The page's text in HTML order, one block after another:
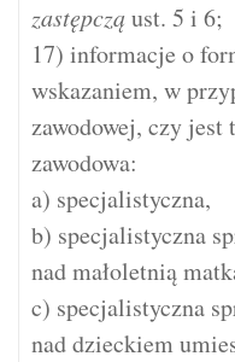
zastępcząust. 5 i 6;
17) informacje o
wskazaniem, w
zawodowej, czy jest
zawodowa:
a) specjalistyczna,
b) specjalistyczna
nad małoletnią
c) specjalistyczna
nad dzieckiem